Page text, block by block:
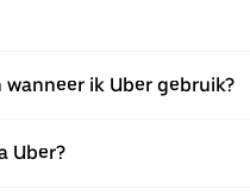
ik Uber gebruik?
Uber?